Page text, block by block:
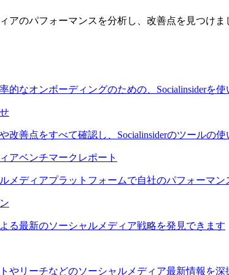
アのパフォーマンスを分析し、改善点を見つけま
的なオンボーディングのための、Socialinsiderを使
改善点をすべて確認し、Socialinsiderのツールの使
アベンチマークレポート
メディアプラットフォームで自社のパフォーマン
る最新のソーシャルメディア戦略を発見できます
やリーチなどのソーシャルメディア最新情報を